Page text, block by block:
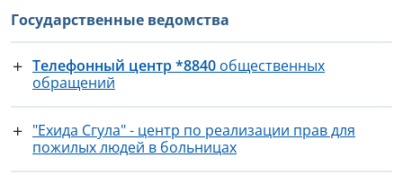
Государственные ведомства
Телефонный центр *8840 общественных
обращений
"Ехида Сгула" - центр по реализации прав для
пожилых людей в больницах